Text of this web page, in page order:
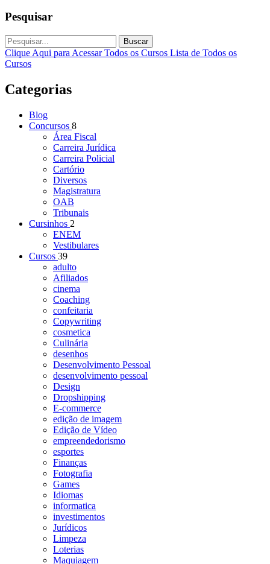
Pesquisar
Buscar
Clique Aqui para Acessar Todos os Cursos Lista de Todos os
Cursos
Categorias
Blog
Concursos 8
Área Fiscal
Carreira Jurídica
Carreira Policial
Cartório
Diversos
Magistratura
OAB
Tribunais
Cursinhos 2
ENEM
Vestibulares
Cursos 39
adulto
Afiliados
cinema
Coaching
confeitaria
Copywriting
cosmetica
Culinária
desenhos
Desenvolvimento Pessoal
desenvolvimento pessoal
Design
Dropshipping
E-commerce
edição de imagem
Edição de Vídeo
empreendedorismo
esportes
Finanças
Fotografia
Games
Idiomas
informatica
investimentos
Jurídicos
Limpeza
Loterias
Maquiagem